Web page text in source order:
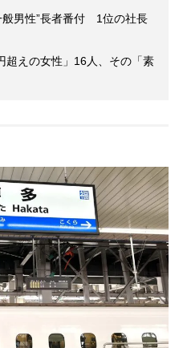
般男性”長者番付 1位の社長
超えの女性」16人、その「素